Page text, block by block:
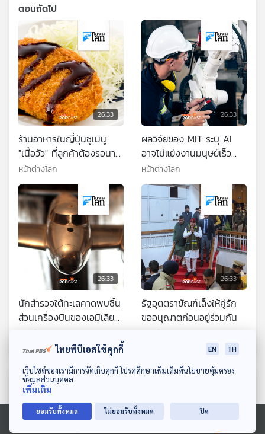
ดาวน์โหลด Thai PBS Podcast Application
Ⓒ 2020 องค์การกระจายเสียงและแพร่ภาพสาธารณะแห่งประเทศไทย
ตอนถัดไป
26:33
ร้านอาหารในญี่ปุ่นชูเมนู
"เนื้อวัว" ที่ลูกค้าต้องรอนาน
ถึง 43 ปี
หน้าต่างโลก
26:33
ผลวิจัยของ MIT ระบุ AI
อาจไม่แย่งงานมนุษย์เร็ว
อย่างที่คิด
หน้าต่างโลก
26:33
นักสำรวจใต้ทะเลคาดพบชิ้น
ส่วนเครื่องบินของเอมิเลีย
เอียฮาร์ท ที่หายไปนานถึง
87 ปี
หน้าต่างโลก
26:33
รัฐอุตตราขัณฑ์เล็งให้คู่รัก
ขออนุญาตก่อนอยู่ร่วมกัน
หน้าต่างโลก
ตอนที่เกี่ยวข้อง
ไทยพีบีเอสใช้คุกกี้ EN TH
เว็บไซต์ของเรามีการจัดเก็บคุกกี้ โปรดศึกษาเพิ่มเติมที่นโยบายคุ้มครอง
ข้อมูลส่วนบุคคล
เพิ่มเติม
ยอมรับทั้งหมด ไม่ยอมรับทั้งหมด ปิด